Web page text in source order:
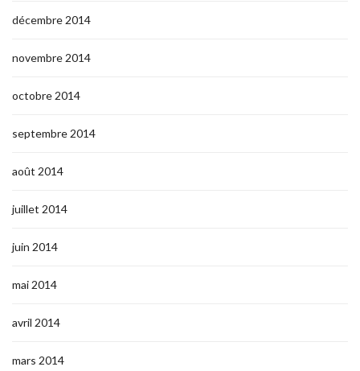
décembre 2014
novembre 2014
octobre 2014
septembre 2014
août 2014
juillet 2014
juin 2014
mai 2014
avril 2014
mars 2014